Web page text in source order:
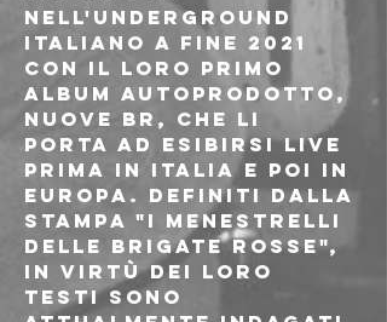
nell'underground
italiano a fine 2021
con il loro primo
album autoprodotto,
NUOVE BR, che li
porta ad esibirsi live
prima in Italia e poi in
Europa. Definiti dalla
stampa "i menestrelli
delle Brigate Rosse",
in virtù dei loro
testi sono